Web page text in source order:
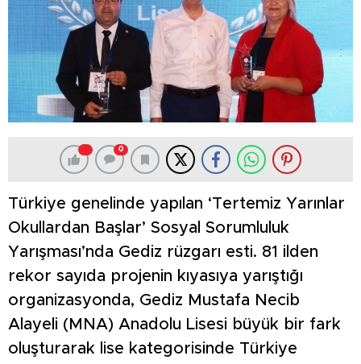
0
Türkiye genelinde yapılan ‘Tertemiz Yarınlar
Okullardan Başlar’ Sosyal Sorumluluk
Yarışması’nda Gediz rüzgarı esti. 81 ilden
rekor sayıda projenin kıyasıya yarıştığı
organizasyonda, Gediz Mustafa Necib
Alayeli (MNA) Anadolu Lisesi büyük bir fark
oluşturarak lise kategorisinde Türkiye